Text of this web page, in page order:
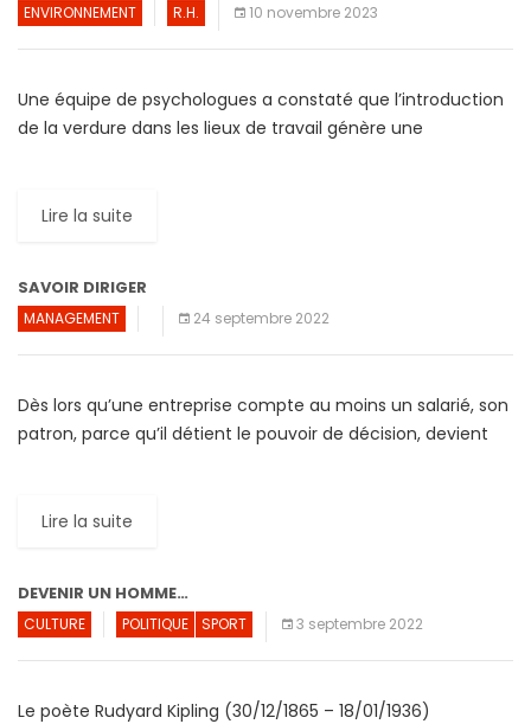
ENVIRONNEMENT R.H. 10 novembre 2023
Une équipe de psychologues a constaté que l’introduction
de la verdure dans les lieux de travail génère une
Lire la suite
SAVOIR DIRIGER
MANAGEMENT 24 septembre 2022
Dès lors qu’une entreprise compte au moins un salarié, son
patron, parce qu’il détient le pouvoir de décision, devient
Lire la suite
DEVENIR UN HOMME…
CULTURE POLITIQUE SPORT 3 septembre 2022
Le poète Rudyard Kipling (30/12/1865 – 18/01/1936)